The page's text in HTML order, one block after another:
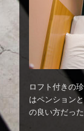
ロフト付きの
はペンション
の良い方だっ